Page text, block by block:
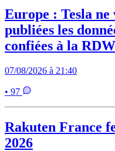
Europe : Tesla
publiées les
confiées à la RDW
07/08/2026 à 21:40
• 97
Rakuten France
2026